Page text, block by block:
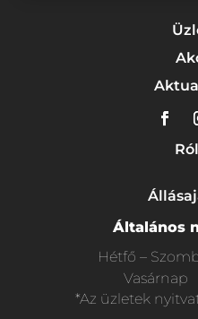
Általános
Hétfő –
Vasárnap
*Az üzletek